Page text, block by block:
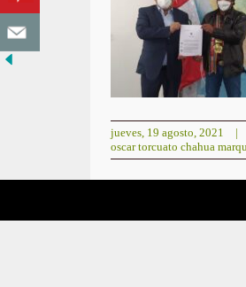
jueves, 19 agosto, 2021 |
oscar torcuato chahua